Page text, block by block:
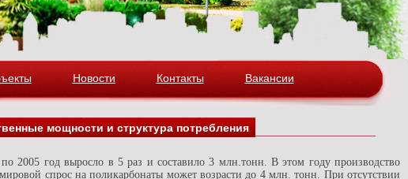
Новости Контакты Вакансии
мощности и структура потребления
спрос на поликарбонаты может возрасти до 4 млн. тонн. При отсутствии